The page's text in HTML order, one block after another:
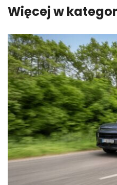
Więcej w